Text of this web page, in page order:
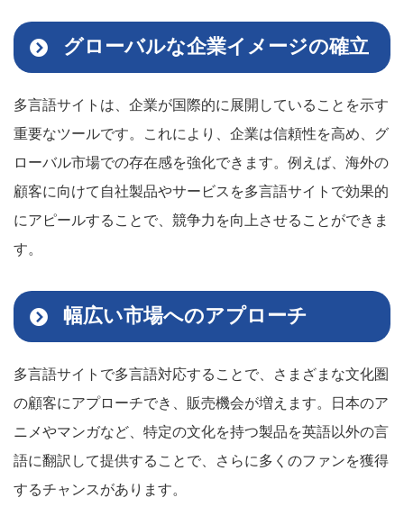
グローバルな企業イメージの確立
多言語サイトは、企業が国際的に展開していることを示す
重要なツールです。これにより、企業は信頼性を高め、グ
ローバル市場での存在感を強化できます。例えば、海外の
顧客に向けて自社製品やサービスを多言語サイトで効果的
にアピールすることで、競争力を向上させることができま
す。
幅広い市場へのアプローチ
多言語サイトで多言語対応することで、さまざまな文化圏
の顧客にアプローチでき、販売機会が増えます。日本のア
ニメやマンガなど、特定の文化を持つ製品を英語以外の言
語に翻訳して提供することで、さらに多くのファンを獲得
するチャンスがあります。